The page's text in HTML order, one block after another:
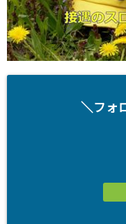
＼フォ